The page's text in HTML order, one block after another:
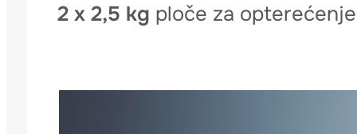
2 x 2,5 kg ploče za opterećenje